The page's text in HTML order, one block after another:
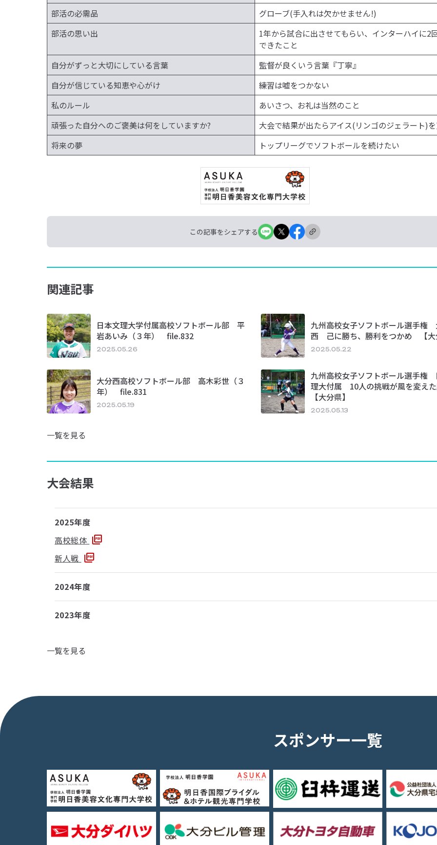
部活の必需品
グローブ(手入れは欠かせません!)
部活の思い出
1年から試合に出させてもらい、インターハイに2
できたこと
自分がずっと大切にしている言葉
監督が良くいう言葉『丁寧』
自分が信じている知恵や心がけ
練習は嘘をつかない
私のルール
あいさつ、お礼は当然のこと
頑張った自分へのご褒美は何をしていますか?
大会で結果が出たらアイス(リンゴのジェラート)を
将来の夢
トップリーグでソフトボールを続けたい
この記事をシェアする
関連記事
日本文理大学付属高校ソフトボール部 平
岩あいみ（３年） file.832
2025.05.26
九州高校女子ソフトボール選手権
西 己に勝ち、勝利をつかめ 【大
2025.05.22
大分西高校ソフトボール部 高木彩世（３
年） file.831
2025.05.19
九州高校女子ソフトボール選手権
理大付属 10人の挑戦が風を変え
【大分県】
2025.05.13
一覧を見る
大会結果
2025年度
高校総体
新人戦
2024年度
2023年度
一覧を見る
スポンサー一覧